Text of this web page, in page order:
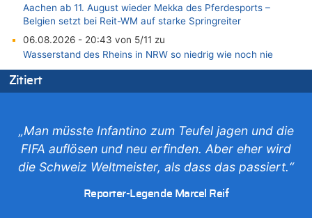
Aachen ab 11. August wieder Mekka des Pferdesports –
Belgien setzt bei Reit-WM auf starke Springreiter
06.08.2026 - 20:43 von 5/11 zu
Wasserstand des Rheins in NRW so niedrig wie noch nie
06.08.2026 - 20:35 von Wolfgang2 zu
Zurück an den Rhein: Hendrich wechselt zum 1. FC Köln
06.08.2026 - 19:17 von Guido Scholzen zu
Zweite Hitzewelle in diesem Sommer ist jetzt amtlich
06.08.2026 - 19:14 von JoKrings zu
Zweite Hitzewelle in diesem Sommer ist jetzt amtlich
Zitiert
„Man müsste Infantino zum Teufel jagen und die
FIFA auflösen und neu erfinden. Aber eher wird
die Schweiz Weltmeister, als dass das passiert.“
Reporter-Legende Marcel Reif